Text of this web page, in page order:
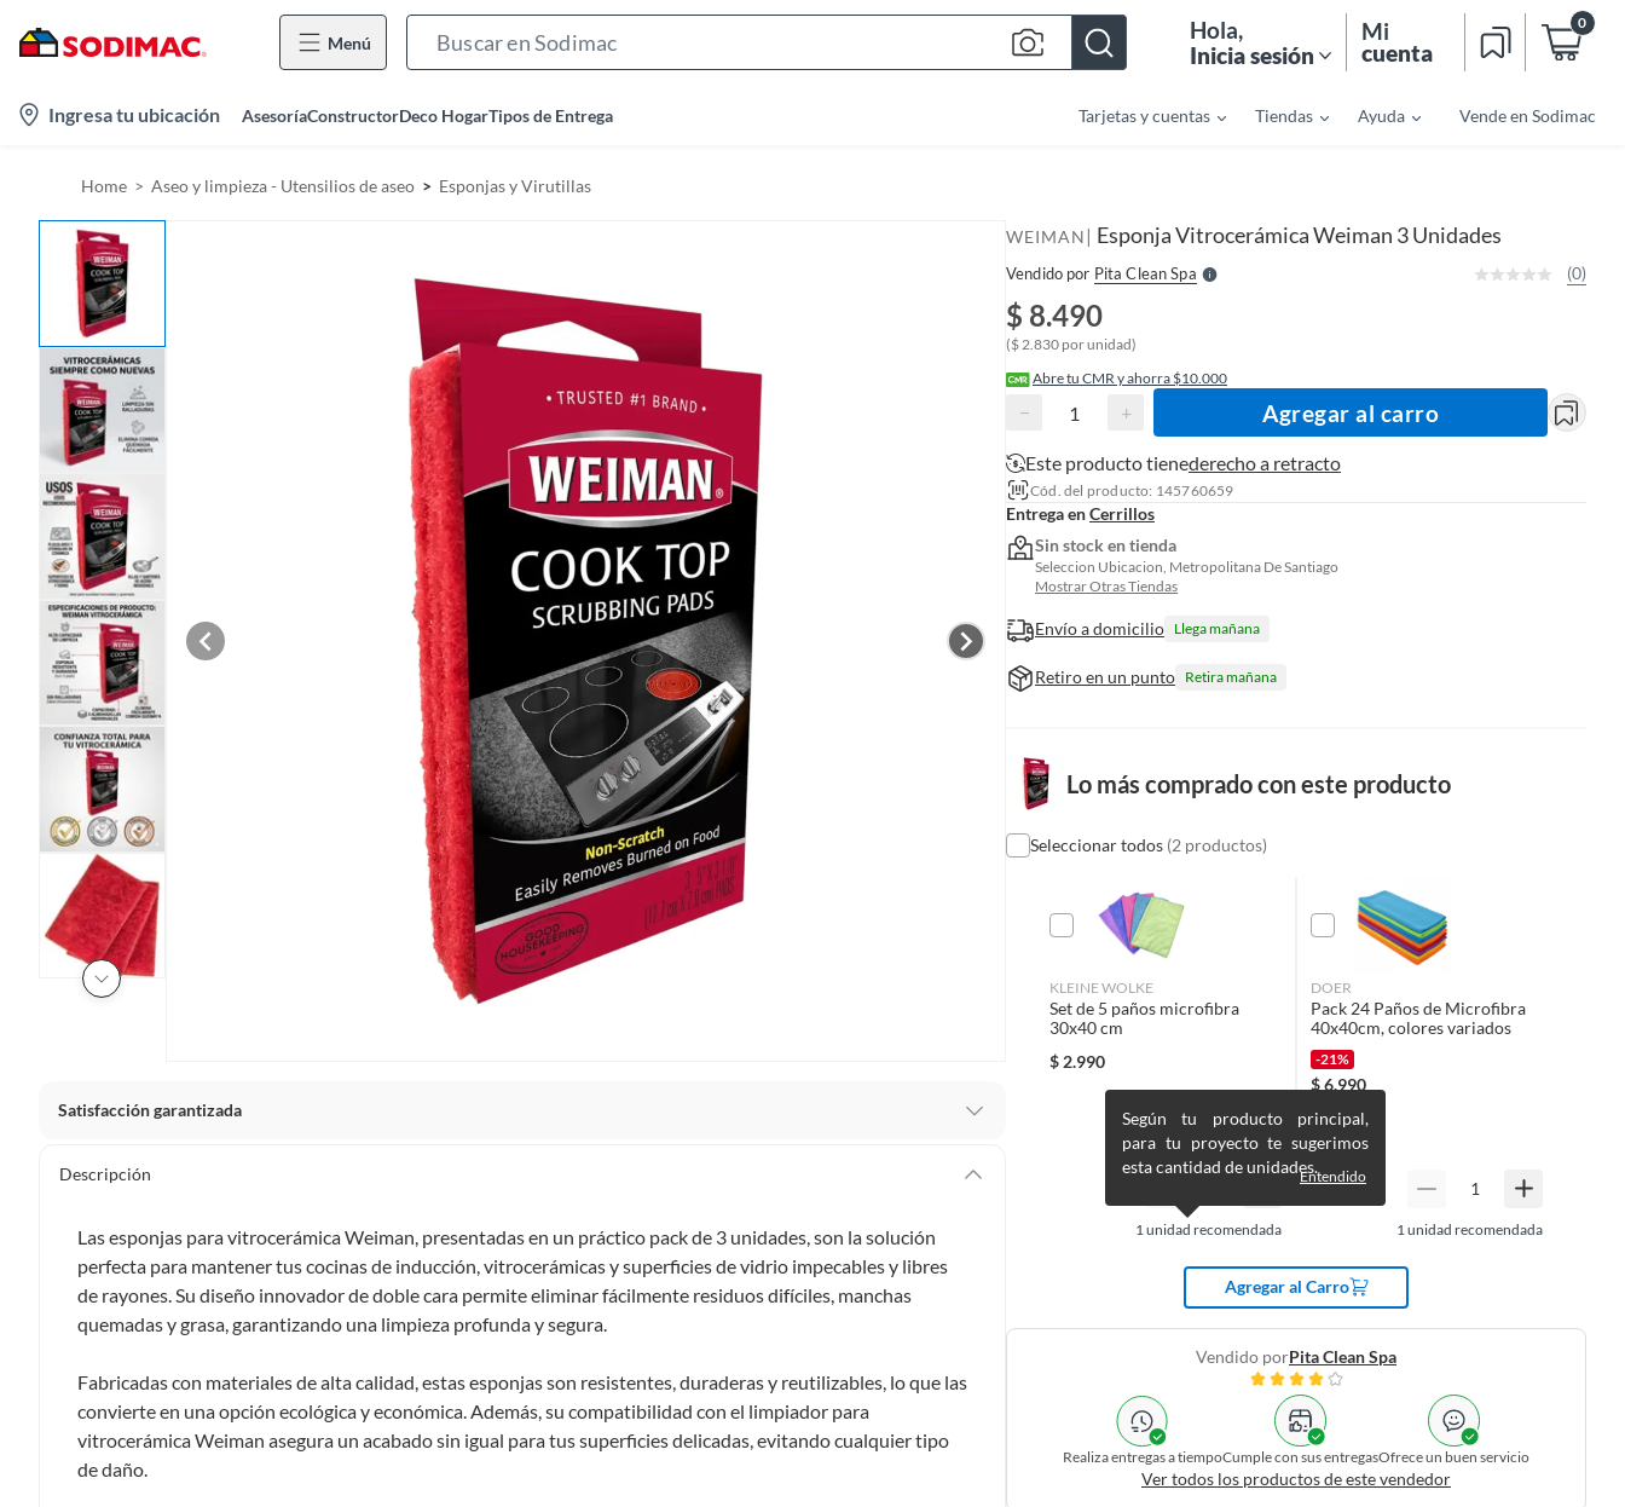
Menú Hola,
Inicia sesión
Mi
cuenta
0
Ingresa tu ubicación AsesoríaConstructorDeco HogarTipos de Entrega Tarjetas y cuentas Tiendas Ayuda Vende en Sodimac
Home Aseo y limpieza - Utensilios de aseo Esponjas y Virutillas
Satisfacción garantizada
Debe estar en perfecto estado, con todas sus etiquetas, sellos intactos y sin uso, tal como te lo entregamos. Ten
Productos que, por su naturaleza, no puedan ser devueltos, puedan deteriorarse o caducar con rapidez.
Confeccionados a la medida.
De uso personal.
etiquetas y sin uso, tal como te lo entregamos.
Productos digitales que se entregan a través de una descarga electrónica, por ejemplo, cupones de experiencia o
programas para el computador.
Descripción
Las esponjas para vitrocerámica Weiman, presentadas en un práctico pack de 3 unidades, son la solución
perfecta para mantener tus cocinas de inducción, vitrocerámicas y superficies de vidrio impecables y libres
de rayones. Su diseño innovador de doble cara permite eliminar fácilmente residuos difíciles, manchas
quemadas y grasa, garantizando una limpieza profunda y segura.
Fabricadas con materiales de alta calidad, estas esponjas son resistentes, duraderas y reutilizables, lo que las
convierte en una opción ecológica y económica. Además, su compatibilidad con el limpiador para
vitrocerámica Weiman asegura un acabado sin igual para tus superficies delicadas, evitando cualquier tipo
de daño.
WEIMAN | Esponja Vitrocerámica Weiman 3 Unidades
Vendido por Pita Clean SpaS
l
l
(0)
$ 8.490
($ 2.830 por unidad)
Abre tu CMR y ahorra $10.000
− + Agregar al carro
Este producto tienederecho a retracto
Cód. del producto: 145760659
Entrega enCerrillos
Sin stock en tienda
Seleccion Ubicacion, Metropolitana De Santiago
Mostrar Otras Tiendas
Envío a domicilio Llega mañana
Retiro en un punto Retira mañana
Lo más comprado con este producto
Seleccionar todos (2 productos)
KLEINE WOLKE
Set de 5 paños microfibra
30x40 cm
$ 2.990
1 unidad recomendada
Según tu producto principal,
para tu proyecto te sugerimos
esta cantidad de unidades.Entendido
DOER
Pack 24 Paños de Microfibra
40x40cm, colores variados
-21%
$6.990
$ 8.843
1 unidad recomendada
Agregar al Carro
Vendido porPita Clean Spa
Realiza entregas a tiempoCumple con sus entregasOfrece un buen servicio
Ver todos los productos de este vendedor